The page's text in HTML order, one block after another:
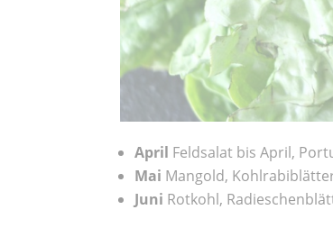
April Feldsalat bis April,
Mai Mangold,
Juni Rotkohl,